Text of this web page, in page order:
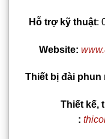
Hỗ trợ kỹ thuật:
Website:
Thiết bị đài phun
Thiết kế,
: